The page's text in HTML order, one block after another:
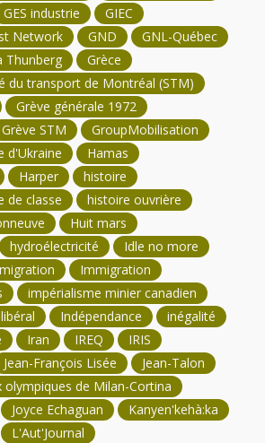
GES industrie
GIEC
Network
GND
GNL-Québec
Thunberg
Grèce
du transport de Montréal (STM)
Grève générale 1972
Grève STM
GroupMobilisation
d'Ukraine
Hamas
Harper
histoire
de classe
histoire ouvrière
Huit mars
hydroélectricité
Idle no more
Immigration
impérialisme minier canadien
Indépendance
inégalité
Iran IREQ
IRIS
Jean-François Lisée
Jean-Talon
olympiques de Milan-Cortina
Joyce Echaguan
Kanyen'kehà:ka
L'Aut'Journal